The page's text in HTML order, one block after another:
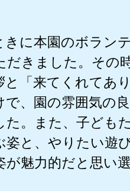
きに本園のボラン
だきました。その
と「来てくれてあ
で、園の雰囲気の
た。また、子ども
姿と、やりたい遊
が魅力的だと思い